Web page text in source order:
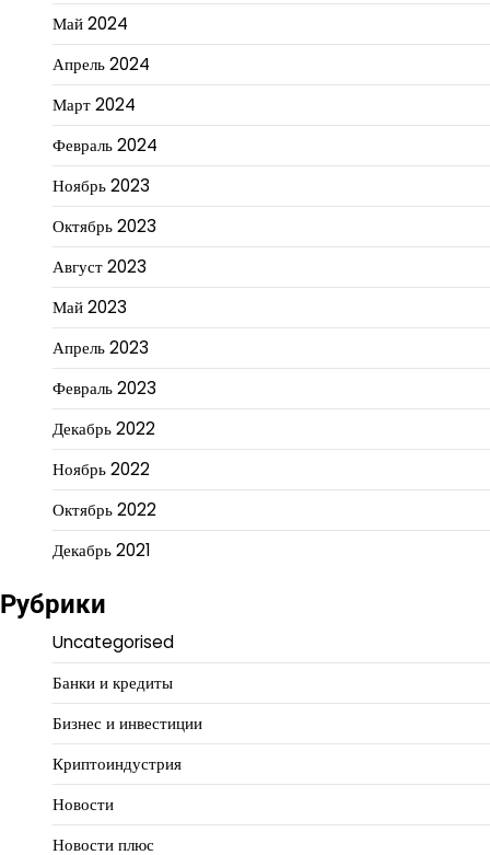
Май 2024
Апрель 2024
Март 2024
Февраль 2024
Ноябрь 2023
Октябрь 2023
Август 2023
Май 2023
Апрель 2023
Февраль 2023
Декабрь 2022
Ноябрь 2022
Октябрь 2022
Декабрь 2021
Рубрики
Uncategorised
Банки и кредиты
Бизнес и инвестиции
Криптоиндустрия
Новости
Новости плюс